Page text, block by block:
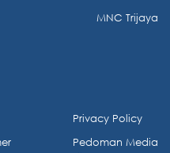
MNC Trijaya
Privacy Policy
Pedoman Media